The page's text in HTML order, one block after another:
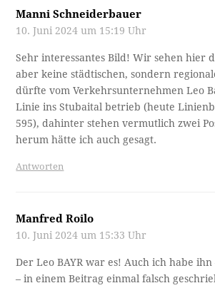
Manni Schneiderbauer
10. Juni 2024 um 15:19 Uhr
Sehr interessantes Bild! Wir sehen hier
aber keine städtischen, sondern
dürfte vom Verkehrsunternehmen Leo
Linie ins Stubaital betrieb (heute
595), dahinter stehen vermutlich zwei
herum hätte ich auch gesagt.
Antworten
Manfred Roilo
10. Juni 2024 um 15:33 Uhr
Der Leo BAYR war es! Auch ich habe
– in einem Beitrag einmal falsch